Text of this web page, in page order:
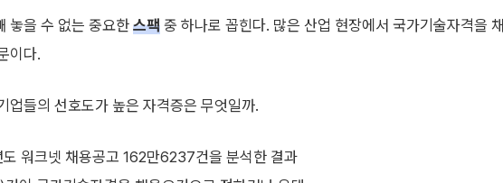
놓을 수 없는 중요한 스팩 중 하나로 꼽힌다. 많은 산업 현장에서 국가기술자격을 채
이다.
업들의 선호도가 높은 자격증은 무엇일까.
워크넷 채용공고 162만6237건을 분석한 결과